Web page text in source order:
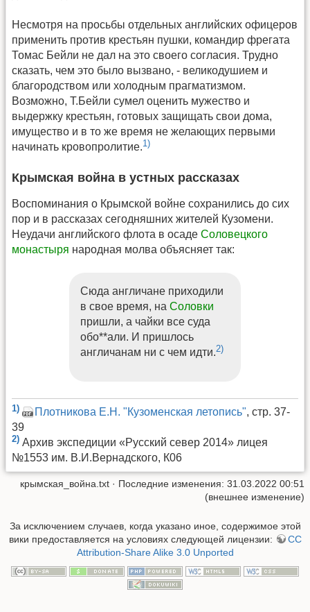
Несмотря на просьбы отдельных английских офицеров
применить против крестьян пушки, командир фрегата
Томас Бейли не дал на это своего согласия. Трудно
сказать, чем это было вызвано, - великодушием и
благородством или холодным прагматизмом.
Возможно, Т.Бейли сумел оценить мужество и
выдержку крестьян, готовых защищать свои дома,
имущество и в то же время не желающих первыми
начинать кровопролитие.1)
Крымская война в устных рассказах
Воспоминания о Крымской войне сохранились до сих
пор и в рассказах сегодняшних жителей Кузомени.
Неудачи английского флота в осаде Соловецкого
монастыря народная молва объясняет так:
Сюда англичане приходили
в свое время, на Соловки
пришли, а чайки все суда
обо**али. И пришлось
англичанам ни с чем идти.2)
1) Плотникова Е.Н. "Кузоменская летопись", стр. 37-
39
2) Архив экспедиции «Русский север 2014» лицея
№1553 им. В.И.Вернадского, К06
крымская_война.txt · Последние изменения: 31.03.2022 00:51
(внешнее изменение)
За исключением случаев, когда указано иное, содержимое этой
вики предоставляется на условиях следующей лицензии:
CC
Attribution-Share Alike 3.0 Unported